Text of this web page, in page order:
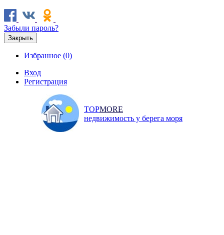
Забыли пароль?
Закрыть
Избранное (0)
Вход
Регистрация
TOPMORE
недвижимость у берега моря